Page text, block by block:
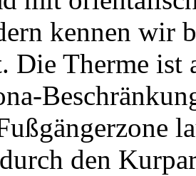
kennen wir
Die Therme ist
den